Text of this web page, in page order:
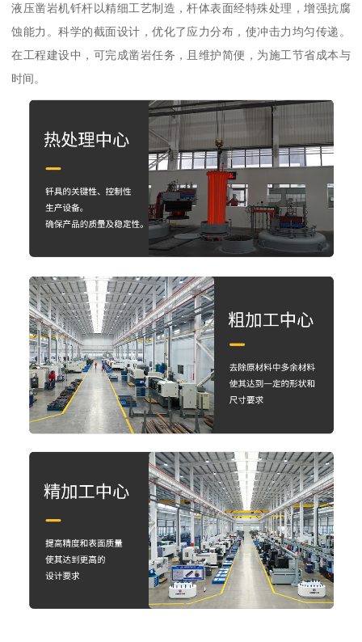
液压凿岩机钎杆以精细工艺制造，杆体表面经特殊处理，增强抗腐
蚀能力。科学的截面设计，优化了应力分布，使冲击力均匀传递。
在工程建设中，可完成凿岩任务，且维护简便，为施工节省成本与
时间。​